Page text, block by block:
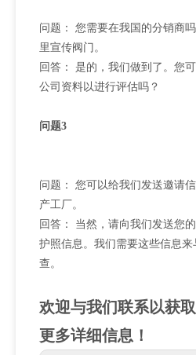
问题： 您需要在我国的分销商
里宣传阀门。
回答： 是的，我们做到了。您
公司资料以进行评估吗？
问题3
问题： 您可以给我们发送邀请
产工厂。
回答： 当然，请向我们发送您
护照信息。我们需要这些信息
查。
欢迎与我们联系以获
更多详细信息！